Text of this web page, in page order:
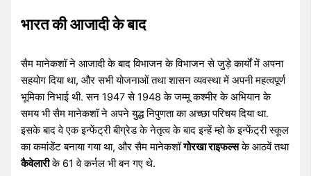
भारत की आजादी के बाद
सैम मानेकशॉ ने आजादी के बाद विभाजन के विभाजन से जुड़े कार्यों में अपना
सहयोग दिया था, और सभी योजनाओं तथा शासन व्यवस्था में अपनी महत्वपूर्ण
भूमिका निभाई थी. सन 1947 से 1948 के जम्मू कश्मीर के अभियान के
समय भी सैम मानेकशॉ ने अपने युद्ध निपुणता का अच्छा परिचय दिया था.
इसके बाद वे एक इन्फेंट्री बीग्रेड के नेतृत्व के बाद इन्हें म्हो के इन्फेंट्री स्कूल
का कमांडेंट बनाया गया था, और सैम मानेकशॉगोरखा राइफल्सके आठवें तथा
कैवेलारीके 61 वे कर्नल भी बन गए थे.